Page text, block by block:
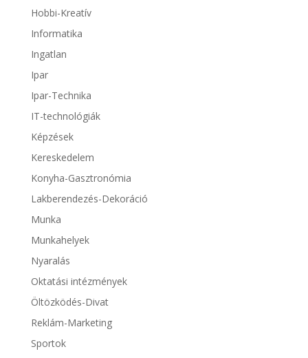
Hobbi-Kreatív
Informatika
Ingatlan
Ipar
Ipar-Technika
IT-technológiák
Képzések
Kereskedelem
Konyha-Gasztronómia
Lakberendezés-Dekoráció
Munka
Munkahelyek
Nyaralás
Oktatási intézmények
Öltözködés-Divat
Reklám-Marketing
Sportok